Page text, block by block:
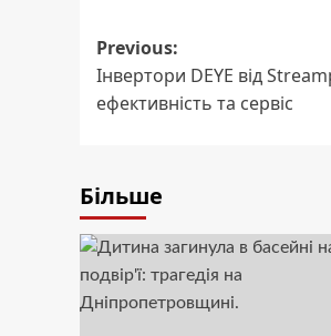
Post
navigation
Previous:
Інвертори DEYE від
ефективність та сервіс
Більше